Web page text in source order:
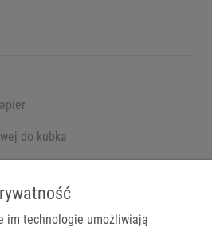
do kubka
im technologie umożliwiają